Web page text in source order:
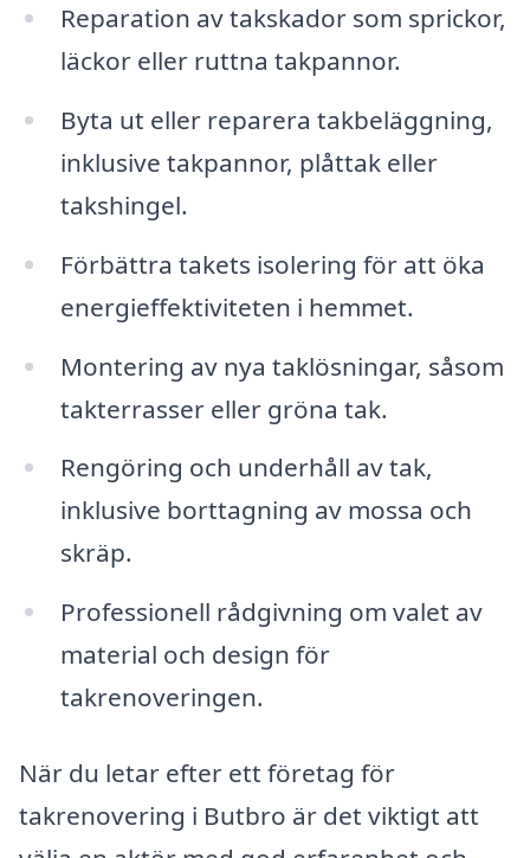
Reparation av takskador som sprickor,
läckor eller ruttna takpannor.
Byta ut eller reparera takbeläggning,
inklusive takpannor, plåttak eller
takshingel.
Förbättra takets isolering för att öka
energieffektiviteten i hemmet.
Montering av nya taklösningar, såsom
takterrasser eller gröna tak.
Rengöring och underhåll av tak,
inklusive borttagning av mossa och
skräp.
Professionell rådgivning om valet av
material och design för
takrenoveringen.
När du letar efter ett företag för
takrenovering i Butbro är det viktigt att